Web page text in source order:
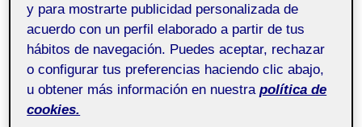
complejos involucrando reorganizaciones
hormonales profundas han generado que
investigaciones intensificadas respecto a cómo
ingredientes naturales pueden facilitar transiciones
menos disruptivas han evolucionado
significativamente permitiendo que formulaciones
y para mostrarte publicidad personalizada de
acuerdo con un perfil elaborado a partir de tus
hábitos de navegación. Puedes aceptar, rechazar
o configurar tus preferencias haciendo clic abajo,
u obtener más información en nuestra política de
cookies.